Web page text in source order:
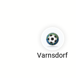
Varnsdorf